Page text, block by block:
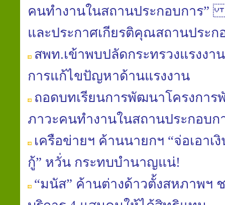
คนทำงานในสถานประกอบการ”
และประกาศเกียรติคุณสถานประ
สพท.เข้าพบปลัดกระทรวงแรงง
การแก้ไขปัญหาด้านแรงงาน
ถอดบทเรียนการพัฒนาโครงการ
ภาวะคนทำงานในสถานประกอบก
เครือข่ายฯ ค้านนายกฯ “จ่อเอา
กู้” หวั่น กระทบบำนาญแน่!
“มนัส” ค้านต่างด้าวตั้งสหภาพฯ